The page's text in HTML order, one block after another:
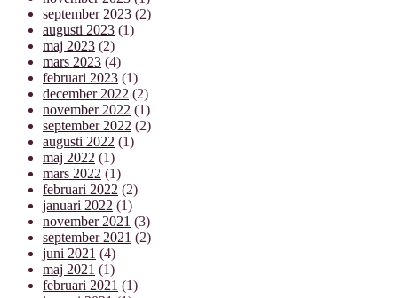
september 2023 (2)
augusti 2023 (1)
maj 2023 (2)
mars 2023 (4)
februari 2023 (1)
december 2022 (2)
november 2022 (1)
september 2022 (2)
augusti 2022 (1)
maj 2022 (1)
mars 2022 (1)
februari 2022 (2)
januari 2022 (1)
november 2021 (3)
september 2021 (2)
juni 2021 (4)
maj 2021 (1)
februari 2021 (1)